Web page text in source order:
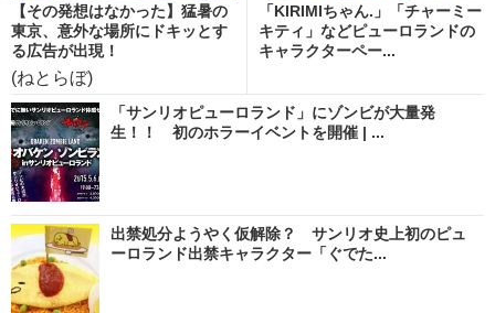
【その発想はなかった】猛暑の
東京、意外な場所にドキッとす
る広告が出現！
(ねとらぼ)
「KIRIMIちゃん.」「チャーミー
キティ」などピューロランドの
キャラクターペー...
「サンリオピューロランド」にゾンビが大量発
生！！ 初のホラーイベントを開催 | ...
出禁処分ようやく仮解除？ サンリオ史上初のピュ
ーロランド出禁キャラクター「ぐでた...